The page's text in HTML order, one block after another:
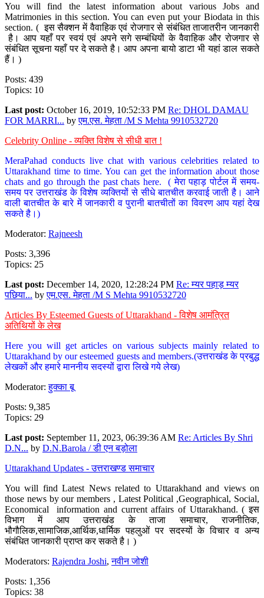
You will find the latest information about various Jobs and
Matrimonies in this section. You can even put your Biodata in this
section. ( इस सैक्शन में वैवाहिक एवं रोजगार से संबंधित ताजातरीन जानकारी
है। आप यहाँ पर स्वयं एवं अपने सगे सम्बंधियों के वैवाहिक और रोजगार से
संबंधित सूचना यहाँ पर दे सकते है। आप अपना बायो डाटा भी यहां डाल सकते
हैं। )
Posts: 439
Topics: 10
Last post: October 16, 2019, 10:52:33 PM Re: DHOL DAMAU
FOR MARRI... byएम.एस. मेहता /M S Mehta 9910532720
Celebrity Online - व्यक्ति विशेष से सीधी बात !
MeraPahad conducts live chat with various celebrities related to
Uttarakhand time to time. You can get the information about those
chats and go through the past chats here. ( मेरा पहाड़ पोर्टल में समय-
समय पर उत्तराखंड के विशेष व्यक्तियों से सीधे बातचीत करवाई जाती है। आने
वाली बातचीत के बारे में जानकारी व पुरानी बातचीतों का विवरण आप यहां देख
सकते है।)
Moderator: Rajneesh
Posts: 3,396
Topics: 25
Last post: December 14, 2020, 12:28:24 PM Re: म्यर पहाड़ म्यर
पछिया... byएम.एस. मेहता /M S Mehta 9910532720
Articles By Esteemed Guests of Uttarakhand - विशेष आमंत्रित
अतिथियों के लेख
Here you will get articles on various subjects mainly related to
Uttarakhand by our esteemed guests and members.(उत्तराखंड के प्रबुद्ध
लेखकों और हमारे माननीय सदस्यों द्वारा लिखे गये लेख)
Moderator:हुक्का बू
Posts: 9,385
Topics: 29
Last post: September 11, 2023, 06:39:36 AM Re: Articles By Shri
D.N... by D.N.Barola / डी एन बड़ोला
Uttarakhand Updates - उत्तराखण्ड समाचार
You will find Latest News related to Uttarakhand and views on
those news by our members , Latest Political ,Geographical, Social,
Economical information and current affairs of Uttarakhand. ( इस
विभाग में आप उत्तराखंड के ताजा समाचार, राजनीतिक,
भौगौलिक,सामाजिक,आर्थिक,धार्मिक पहलुओं पर सदस्यों के विचार व अन्य
संबंधित जानकारी प्राप्त कर सकते है। )
Moderators: Rajendra Joshi,नवीन जोशी
Posts: 1,356
Topics: 38